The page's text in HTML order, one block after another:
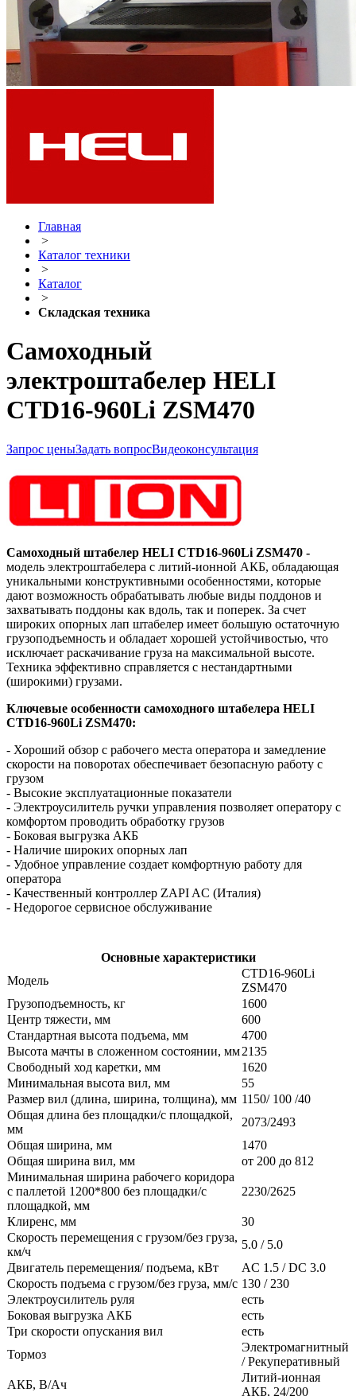
Главная
>
Каталог техники
>
Каталог
>
Складская техника
Самоходный
электроштабелер HELI
CTD16-960Li ZSM470
Запрос ценыЗадать вопросВидеоконсультация
Самоходный штабелер HELI CTD16-960Li ZSM470 -
модель электроштабелера с литий-ионной АКБ, обладающая
уникальными конструктивными особенностями, которые
дают возможность обрабатывать любые виды поддонов и
захватывать поддоны как вдоль, так и поперек. За счет
широких опорных лап штабелер имеет большую остаточную
грузоподъемность и обладает хорошей устойчивостью, что
исключает раскачивание груза на максимальной высоте.
Техника эффективно справляется с нестандартными
(широкими) грузами.
Ключевые особенности самоходного штабелера HELI
CTD16-960Li ZSM470:
- Хороший обзор с рабочего места оператора и замедление
скорости на поворотах обеспечивает безопасную работу с
грузом
- Высокие эксплуатационные показатели
- Электроусилитель ручки управления позволяет оператору с
комфортом проводить обработку грузов
- Боковая выгрузка АКБ
- Наличие широких опорных лап
- Удобное управление создает комфортную работу для
оператора
- Качественный контроллер ZAPI AC (Италия)
- Недорогое сервисное обслуживание
Основные характеристики
Модель
CTD16-960Li
ZSM470
Грузоподъемность, кг
1600
Центр тяжести, мм
600
Стандартная высота подъема, мм
4700
Высота мачты в сложенном состоянии, мм2135
Свободный ход каретки, мм
1620
Минимальная высота вил, мм
55
Размер вил (длина, ширина, толщина), мм 1150/ 100 /40
Общая длина без площадки/с площадкой,
мм
2073/2493
Общая ширина, мм
1470
Общая ширина вил, мм
от 200 до 812
Минимальная ширина рабочего коридора
с паллетой 1200*800 без площадки/с
площадкой, мм
2230/2625
Клиренс, мм
30
Скорость перемещения с грузом/без груза,
км/ч
5.0 / 5.0
Двигатель перемещения/ подъема, кВт
AC 1.5 / DC 3.0
Скорость подъема с грузом/без груза, мм/с 130 / 230
Электроусилитель руля
есть
Боковая выгрузка АКБ
есть
Три скорости опускания вил
есть
Тормоз
Электромагнитный
/ Рекуперативный
АКБ, В/Ач
Литий-ионная
АКБ, 24/200